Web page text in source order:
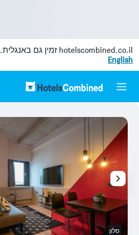
hotelscombined.co.il זמין גם באנגלית.
English
סלון